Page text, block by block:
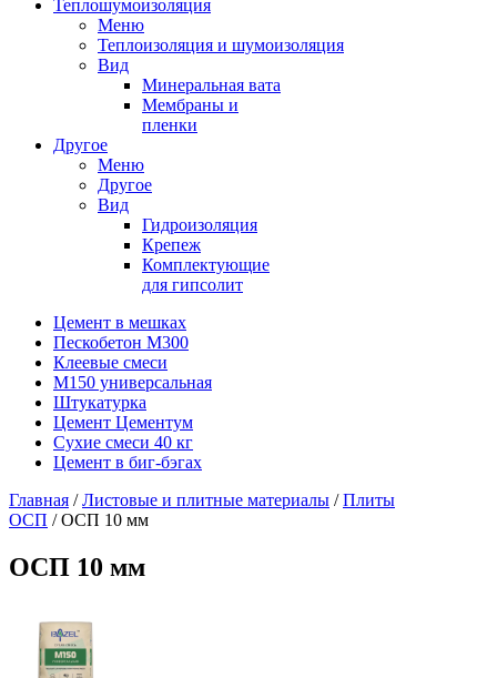
Теплошумоизоляция
Меню
Теплоизоляция и шумоизоляция
Вид
Минеральная вата
Мембраны и
пленки
Другое
Меню
Другое
Вид
Гидроизоляция
Крепеж
Комплектующие
для гипсолит
Цемент в мешках
Пескобетон М300
Клеевые смеси
М150 универсальная
Штукатурка
Цемент Цементум
Сухие смеси 40 кг
Цемент в биг-бэгах
Главная /Листовые и плитные материалы /Плиты
ОСП / ОСП 10 мм
ОСП 10 мм